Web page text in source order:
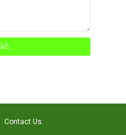
Contact Us